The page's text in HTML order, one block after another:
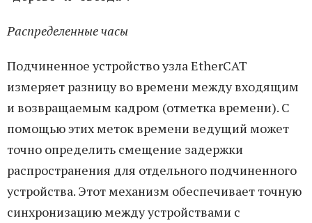
Распределенные часы
Подчиненное устройство узла EtherCAT
измеряет разницу во времени между входящим
и возвращаемым кадром (отметка времени). С
помощью этих меток времени ведущий может
точно определить смещение задержки
распространения для отдельного подчиненного
устройства. Этот механизм обеспечивает точную
синхронизацию между устройствами с